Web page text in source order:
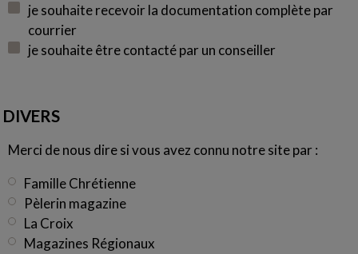
je souhaite recevoir la documentation complète par
courrier
je souhaite être contacté par un conseiller
DIVERS
Merci de nous dire si vous avez connu notre site par :
Famille Chrétienne
Pèlerin magazine
La Croix
Magazines Régionaux